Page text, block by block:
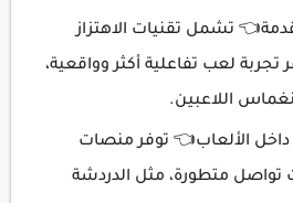
تشمل تقنيات الاهتزاز
تجربة لعب تفاعلية أكثر وواقعية،
اللاعبين.
داخل الألعاب👈 توفر منصات
تواصل متطورة، مثل الدردشة